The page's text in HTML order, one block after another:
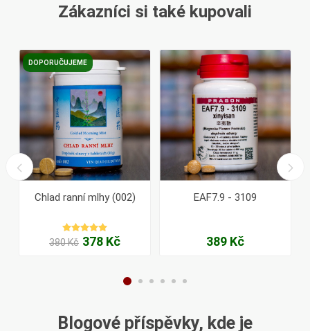
Zákazníci si také kupovali
DOPORUČUJEME
Chlad ranní mlhy (002)
380 Kč 378 Kč
EAF7.9 - 3109
389 Kč
Blogové příspěvky, kde je